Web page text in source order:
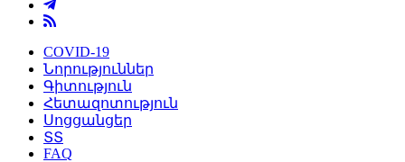
COVID-19
Նորություններ
Գիտություն
Հետազոտություն
Սոցցանցեր
ՏՏ
FAQ